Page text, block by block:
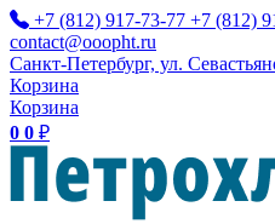
+7 (812) 917-73-77 +7 (812)
contact@ooopht.ru
Санкт-Петербург, ул.
Корзина
Корзина
0 0 ₽